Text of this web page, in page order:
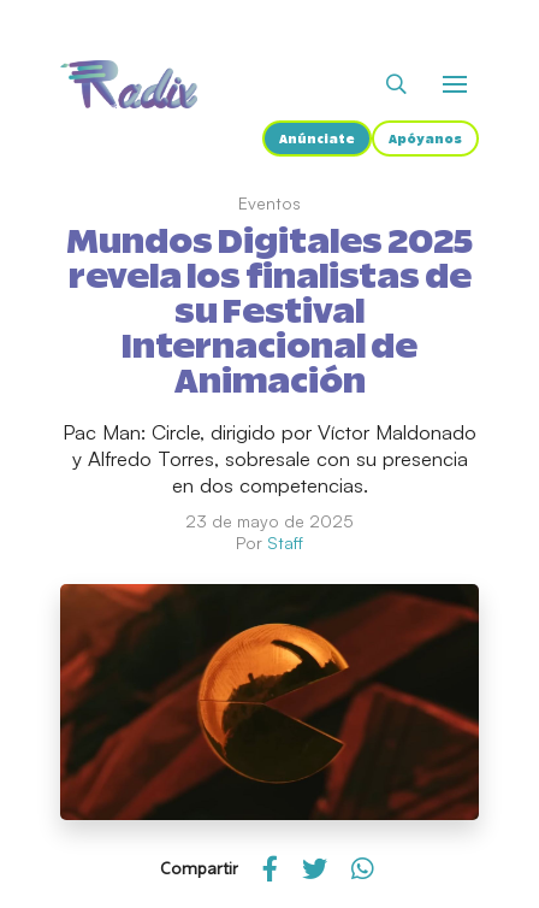
Anúnciate Apóyanos
Eventos
Mundos Digitales 2025
revela los finalistas de
su Festival
Internacional de
Animación
Pac Man: Circle, dirigido por Víctor Maldonado
y Alfredo Torres, sobresale con su presencia
en dos competencias.
23 de mayo de 2025
Por Staff
Compartir